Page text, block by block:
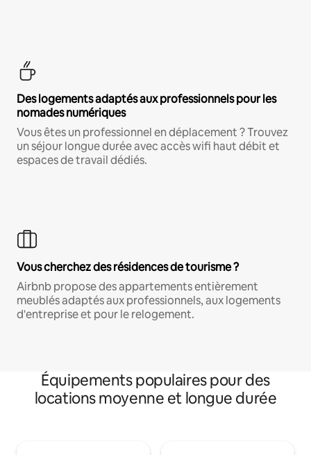
Des logements adaptés aux professionnels pour les
nomades numériques
Vous êtes un professionnel en déplacement ? Trouvez
un séjour longue durée avec accès wifi haut débit et
espaces de travail dédiés.
Vous cherchez des résidences de tourisme ?
Airbnb propose des appartements entièrement
meublés adaptés aux professionnels, aux logements
d'entreprise et pour le relogement.
Équipements populaires pour des
locations moyenne et longue durée